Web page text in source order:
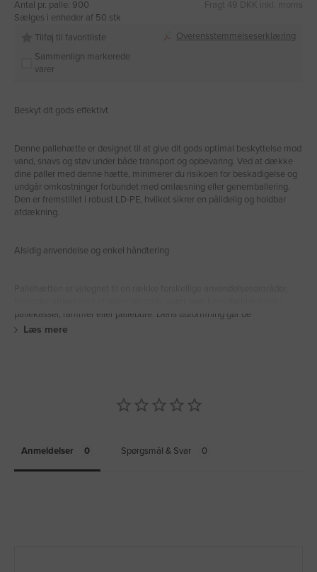
Antal pr. palle: 900
Sælges i enheder af 50 stk
Fragt 49 DKK inkl. moms
Tilføj til favoritliste
Sammenlign markerede
varer
Overensstemmelseserklæring
Beskyt dit gods effektivt
Denne pallehætte er designet til at give dit gods optimal beskyttelse mod
vand, snavs og støv under både transport og opbevaring. Ved at dække
dine paller med denne hætte, minimerer du risikoen for beskadigelse og
undgår omkostninger forbundet med omlæsning eller genemballering.
Den er fremstillet i robust LD-PE, hvilket sikrer en pålidelig og holdbar
afdækning.
Alsidig anvendelse og enkel håndtering
pallekasser, rammer eller pallebure. Dens udformning gør de
Læs mere
Anmeldelser Spørgsmål & Svar